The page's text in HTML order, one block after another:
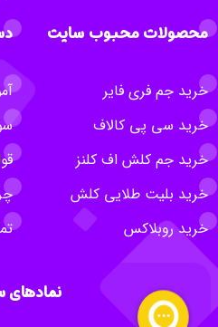
محصولات محبوب سایت
خرید جم فری فایر
خرید سی پی کالاف
خرید جم کلش اف کلنز
خرید بلیت طلایی کلش
خرید روبلاکس
نمادهای